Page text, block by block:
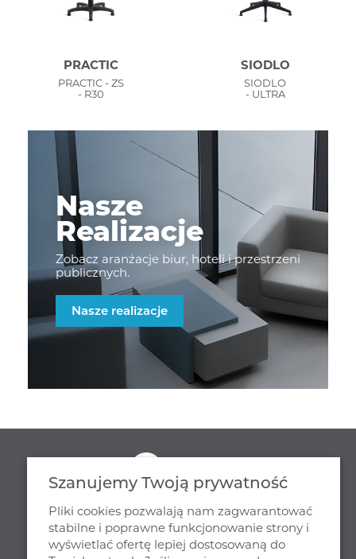
PRACTIC
PRACTIC - ZS
- R30
SIODLO
SIODLO
- ULTRA
Nasze
Realizacje
Zobacz aranżacje biur, hoteli i przestrzeni
publicznych.
Nasze realizacje
Szanujemy Twoją prywatność
Pliki cookies pozwalają nam zagwarantować
stabilne i poprawne funkcjonowanie strony i
wyświetlać ofertę lepiej dostosowaną do